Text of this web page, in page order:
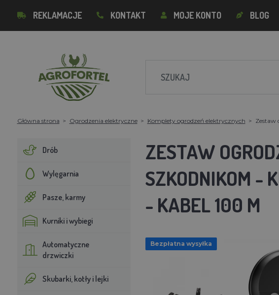
REKLAMACJE KONTAKT MOJE KONTO BLOG
Główna strona Ogrodzenia elektryczne Komplety ogrodzeń elektrycznych Zestaw
Drób
Wylęgarnia
Pasze, karmy
Kurniki i wybiegi
Automatyczne
drzwiczki
Skubarki, kotły i lejki
ZESTAW
SZKODNIKOM -
- KABEL 100 M
Bezpłatna wysyłka